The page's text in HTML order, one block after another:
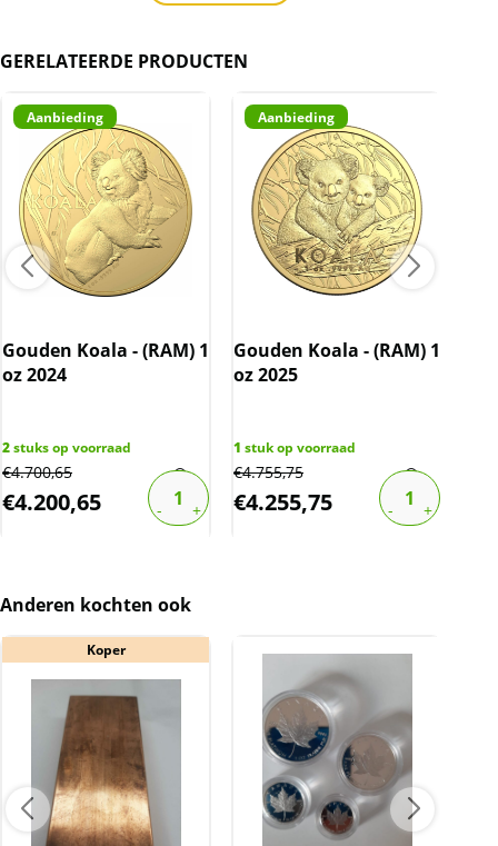
geleverd.
Kwaliteit
De munten worden uit voorraad geleverd, en
komen daarmee niet rechtstreeks van de
producent af. De munten kunnen soms
krassen, aanslag en/of melkvlekken bevatten.
BTW
GERELATEERDE PRODUCTEN
Aanbieding
Gouden Koala - (RAM) 1
oz 2024
2stuks op voorraad
€4.700,65
€4.200,65
Aanbieding
Gouden Koala - (RAM) 1
oz 2025
1 stuk op voorraad
€4.755,75
€4.255,75
Anderen kochten ook
Koper